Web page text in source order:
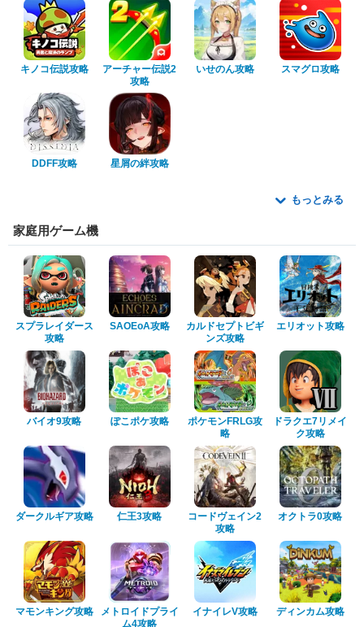
キノコ伝説攻略
アーチャー伝説2
攻略
いせのん攻略 スマグロ攻略
DDFF攻略 星屑の絆攻略
もっとみる
家庭用ゲーム機
スプラレイダース
攻略
SAOEoA攻略
カルドセプトビギ
ンズ攻略
エリオット攻略
バイオ9攻略 ぽこポケ攻略
ポケモンFRLG攻
略
ドラクエ7リメイ
ク攻略
ダークルギア攻略 仁王3攻略
コードヴェイン2
攻略
オクトラ0攻略
マモンキング攻略
メトロイドプライ
ム4攻略
イナイレV攻略 ディンカム攻略